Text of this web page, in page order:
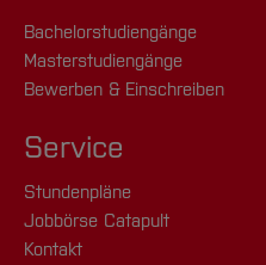
Bachelorstudiengänge
Masterstudiengänge
Bewerben & Einschreiben
Service
Stundenpläne
Jobbörse Catapult
Kontakt